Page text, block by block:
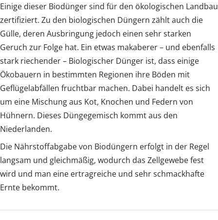
Einige dieser Biodünger sind für den ökologischen Landbau
zertifiziert. Zu den biologischen Düngern zählt auch die
Gülle, deren Ausbringung jedoch einen sehr starken
Geruch zur Folge hat. Ein etwas makaberer – und ebenfalls
stark riechender – Biologischer Dünger ist, dass einige
Ökobauern in bestimmten Regionen ihre Böden mit
Geflügelabfällen fruchtbar machen. Dabei handelt es sich
um eine Mischung aus Kot, Knochen und Federn von
Hühnern. Dieses Düngegemisch kommt aus den
Niederlanden.
Die Nährstoffabgabe von Biodüngern erfolgt in der Regel
langsam und gleichmäßig, wodurch das Zellgewebe fest
wird und man eine ertragreiche und sehr schmackhafte
Ernte bekommt.